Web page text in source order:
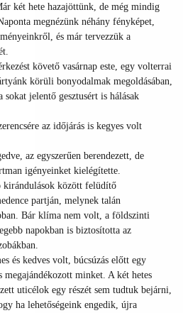
két hete hazajöttünk, de még mindig
megnézünk néhány fényképet,
és már tervezzük a
követő vasárnap este, egy volterrai
körüli bonyodalmak megoldásában,
sokat jelentő gesztusért is hálásak
az időjárás is kegyes volt
az egyszerűen berendezett, de
igényeinket kielégítette.
kirándulások között felüdítő
partján, melynek talán
Bár klíma nem volt, a földszinti
napokban is biztosította az
és kedves volt, búcsúzás előtt egy
minket. A két hetes
uticélok egy részét sem tudtuk bejárni,
ha lehetőségeink engedik, újra